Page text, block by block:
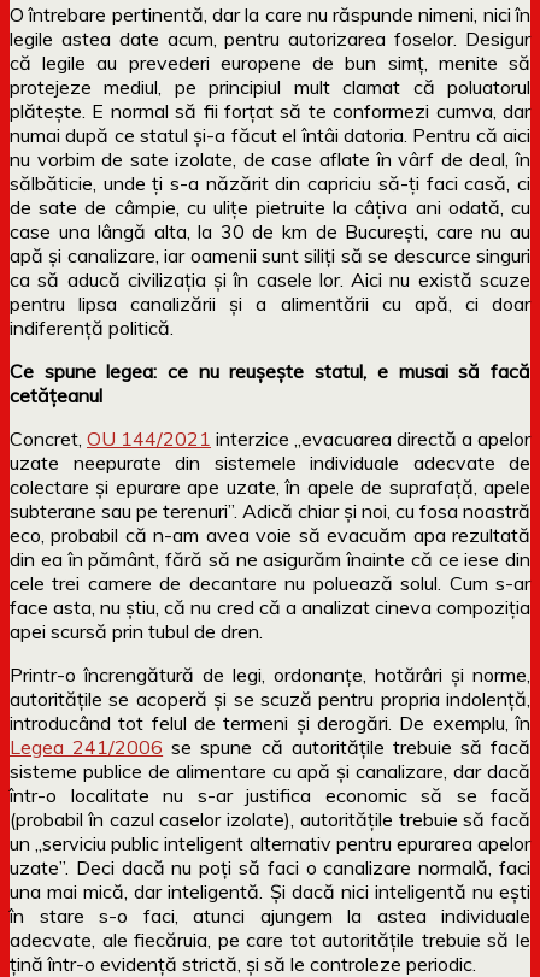
O întrebare pertinentă, dar la care nu răspunde nimeni, nici în
legile astea date acum, pentru autorizarea foselor. Desigur
că legile au prevederi europene de bun simț, menite să
protejeze mediul, pe principiul mult clamat că poluatorul
plătește. E normal să fii forțat să te conformezi cumva, dar
numai după ce statul și-a făcut el întâi datoria. Pentru că aici
nu vorbim de sate izolate, de case aflate în vârf de deal, în
sălbăticie, unde ți s-a năzărit din capriciu să-ți faci casă, ci
de sate de câmpie, cu ulițe pietruite la câțiva ani odată, cu
case una lângă alta, la 30 de km de București, care nu au
apă și canalizare, iar oamenii sunt siliți să se descurce singuri
ca să aducă civilizația și în casele lor. Aici nu există scuze
pentru lipsa canalizării și a alimentării cu apă, ci doar
indiferență politică.
Ce spune legea: ce nu reușește statul, e musai să facă
cetățeanul
Concret, OU 144/2021 interzice „ evacuarea directă a apelor
uzate neepurate din sistemele individuale adecvate de
colectare și epurare ape uzate, în apele de suprafață, apele
subterane sau pe terenuri”. Adică chiar și noi, cu fosa noastră
eco, probabil că n-am avea voie să evacuăm apa rezultată
din ea în pământ, fără să ne asigurăm înainte că ce iese din
cele trei camere de decantare nu poluează solul. Cum s-ar
face asta, nu știu, că nu cred că a analizat cineva compoziția
apei scursă prin tubul de dren.
Printr-o încrengătură de legi, ordonanțe, hotărâri și norme,
autoritățile se acoperă și se scuză pentru propria indolență,
introducând tot felul de termeni și derogări. De exemplu, în
Legea 241/2006 se spune că autoritățile trebuie să facă
sisteme publice de alimentare cu apă și canalizare, dar dacă
într-o localitate nu s-ar justifica economic să se facă
(probabil în cazul caselor izolate), autoritățile trebuie să facă
un „serviciu public inteligent alternativ pentru epurarea apelor
uzate”. Deci dacă nu poți să faci o canalizare normală, faci
una mai mică, dar inteligentă. Și dacă nici inteligentă nu ești
în stare s-o faci, atunci ajungem la astea individuale
adecvate, ale fiecăruia, pe care tot autoritățile trebuie să le
țină într-o evidență strictă, și să le controleze periodic.